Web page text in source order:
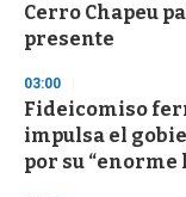
Cerro Chapeu
presente
03:00
Fideicomiso
impulsa el
por su